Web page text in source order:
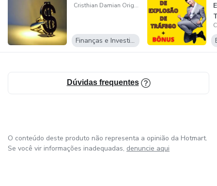
Cristhian Damian Origoya Barboza
Finanças e Investimentos
Dúvidas frequentes
O conteúdo deste produto não representa a opinião da Hotmart.
Se você vir informações inadequadas, denuncie aqui